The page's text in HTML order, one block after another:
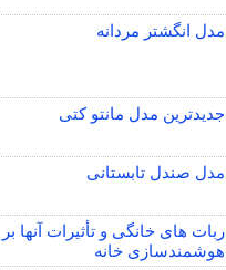
مدل انگشتر مردانه
جدیدترین مدل مانتو کتی
مدل صندل تابستانی
ربات ‌های خانگی و تأثیرات آنها
هوشمندسازی خانه